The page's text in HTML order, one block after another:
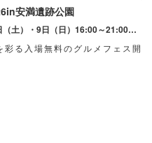
安満遺跡公園
2026/08/08(土) ～ 08/12(水) 第1幕8月8日（土）・9日（日）16:00～21:00。第2幕8月11日（火祝）・12日（水）16:00～21:00。 ※雨天決行・荒天中止
彩る入場無料のグルメフェス開